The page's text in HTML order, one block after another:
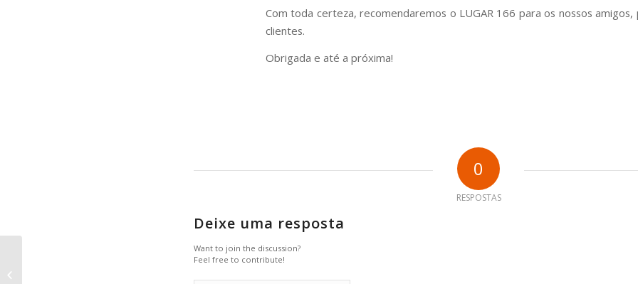
Com toda certeza, recomendaremos o LUGAR 166 para os nossos amigos,
clientes.
Obrigada e até a próxima!
0
RESPOSTAS
Deixe uma resposta
Want to join the discussion?
Feel free to contribute!